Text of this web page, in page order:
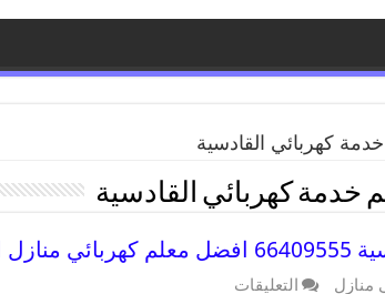
كهربائي القادسية
خدمة كهربائي القادسية
منازل التعليقات